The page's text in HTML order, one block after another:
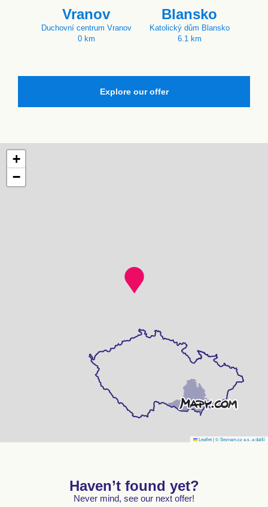
Vranov
Duchovní centrum Vranov
0 km
Blansko
Katolický dům Blansko
6.1 km
Explore our offer
+
−
Leaflet|© Seznam.cz a.s. a další
Haven’t found yet?
Never mind, see our next offer!